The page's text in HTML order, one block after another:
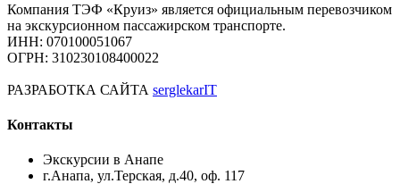
Компания ТЭФ «Круиз» является официальным перевозчиком
на экскурсионном пассажирском транспорте.
ИНН: 070100051067
ОГРН: 310230108400022
РАЗРАБОТКА САЙТА serglekarIT
Контакты
Экскурсии в Анапе
г.Анапа, ул.Терская, д.40, оф. 117